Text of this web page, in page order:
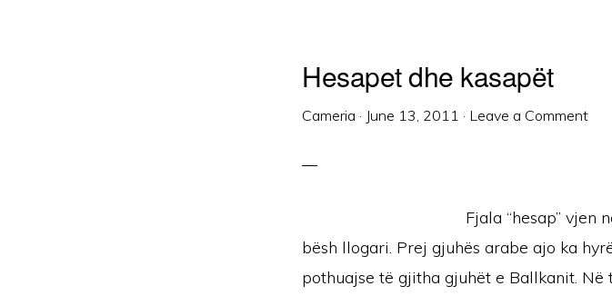
Hesapet dhe kasapët
Cameria · June 13, 2011 · Leave a Comment
Fjala “hesap” vjen
bësh llogari. Prej gjuhës arabe ajo ka
pothuajse të gjitha gjuhët e Ballkanit.